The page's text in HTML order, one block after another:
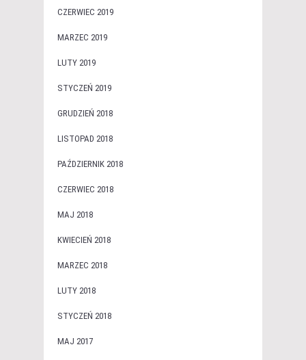
CZERWIEC 2019
MARZEC 2019
LUTY 2019
STYCZEŃ 2019
GRUDZIEŃ 2018
LISTOPAD 2018
PAŹDZIERNIK 2018
CZERWIEC 2018
MAJ 2018
KWIECIEŃ 2018
MARZEC 2018
LUTY 2018
STYCZEŃ 2018
MAJ 2017